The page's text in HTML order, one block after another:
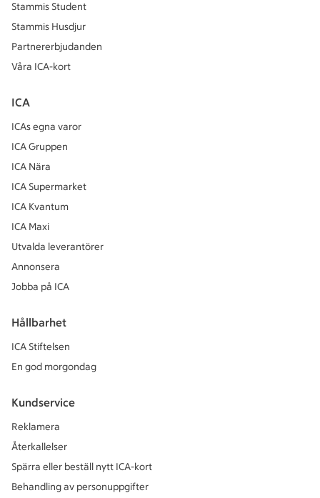
Stammis Student
Stammis Husdjur
Partnererbjudanden
Våra ICA-kort
ICA
ICAs egna varor
ICA Gruppen
ICA Nära
ICA Supermarket
ICA Kvantum
ICA Maxi
Utvalda leverantörer
Annonsera
Jobba på ICA
Hållbarhet
ICA Stiftelsen
En god morgondag
Kundservice
Reklamera
Återkallelser
Spärra eller beställ nytt ICA-kort
Behandling av personuppgifter